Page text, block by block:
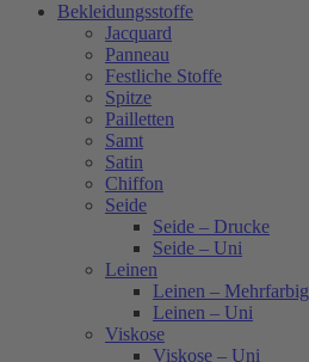
Bekleidungsstoffe
Jacquard
Panneau
Festliche Stoffe
Spitze
Pailletten
Samt
Satin
Chiffon
Seide
Seide – Drucke
Seide – Uni
Leinen
Leinen – Mehrfarbig
Leinen – Uni
Viskose
Viskose – Uni